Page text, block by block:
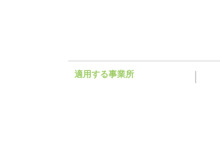
適用する事業所